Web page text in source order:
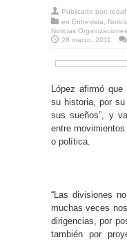
Publicado por: redaf
en Entrevista
Noticias
28 marzo, 2011
López afirmó que
su historia, por
sus sueños”, y
entre
o política.
“Las divisiones
muchas veces
dirigencias, por
también por